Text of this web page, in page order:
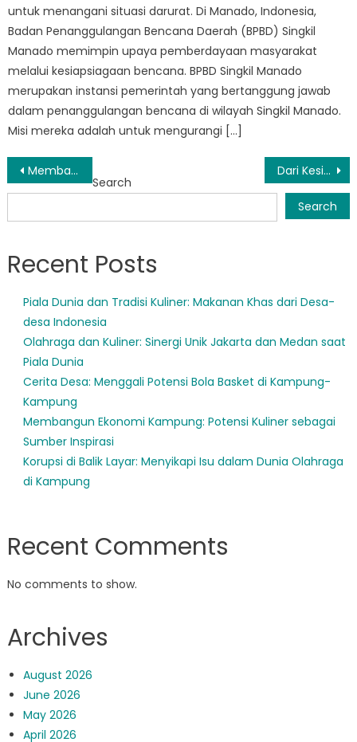
untuk menangani situasi darurat. Di Manado, Indonesia,
Badan Penanggulangan Bencana Daerah (BPBD) Singkil
Manado memimpin upaya pemberdayaan masyarakat
melalui kesiapsiagaan bencana. BPBD Singkil Manado
merupakan instansi pemerintah yang bertanggung jawab
dalam penanggulangan bencana di wilayah Singkil Manado.
Misi mereka adalah untuk mengurangi […]
Post
navigation
Membangun Masyarakat Tangguh: Dampak Program Sosialisasi BPBD Wenang Dari Kesiapsiagaan hingga Pemulihan: Peran BPBD Wanea dalam Penanggulangan Bencana
Search
Search
Recent Posts
Piala Dunia dan Tradisi Kuliner: Makanan Khas dari Desa-
desa Indonesia
Olahraga dan Kuliner: Sinergi Unik Jakarta dan Medan saat
Piala Dunia
Cerita Desa: Menggali Potensi Bola Basket di Kampung-
Kampung
Membangun Ekonomi Kampung: Potensi Kuliner sebagai
Sumber Inspirasi
Korupsi di Balik Layar: Menyikapi Isu dalam Dunia Olahraga
di Kampung
Recent Comments
No comments to show.
Archives
August 2026
June 2026
May 2026
April 2026